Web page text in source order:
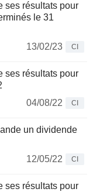
ses résultats pour
le 31
13/02/23
CI
ses résultats pour
04/08/22
CI
un dividende
12/05/22
CI
ses résultats pour